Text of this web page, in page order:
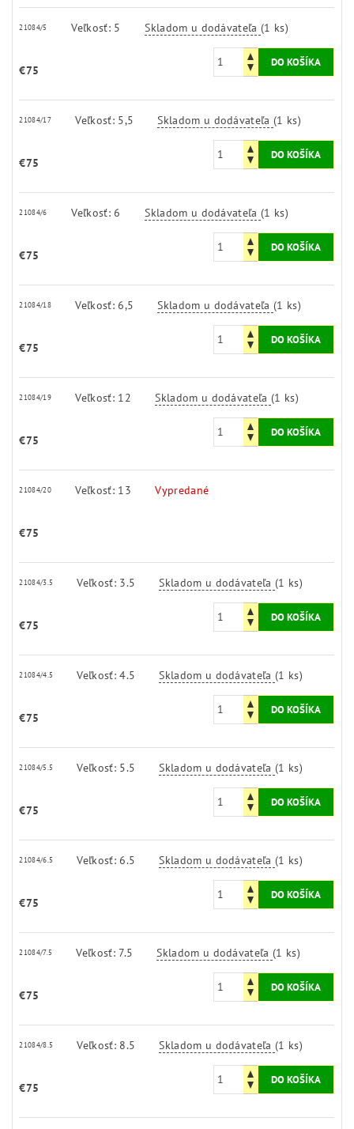
21084/5 Veľkosť: 5 Skladom u dodávateľa(1 ks)
€75
21084/17 Veľkosť: 5,5 Skladom u dodávateľa(1 ks)
€75
21084/6 Veľkosť: 6 Skladom u dodávateľa(1 ks)
€75
21084/18 Veľkosť: 6,5 Skladom u dodávateľa(1 ks)
€75
21084/19 Veľkosť: 12 Skladom u dodávateľa(1 ks)
€75
21084/20 Veľkosť: 13 Vypredané
€75
21084/3.5 Veľkosť: 3.5 Skladom u dodávateľa(1 ks)
€75
21084/4.5 Veľkosť: 4.5 Skladom u dodávateľa(1 ks)
€75
21084/5.5 Veľkosť: 5.5 Skladom u dodávateľa(1 ks)
€75
21084/6.5 Veľkosť: 6.5 Skladom u dodávateľa(1 ks)
€75
21084/7.5 Veľkosť: 7.5 Skladom u dodávateľa(1 ks)
€75
21084/8.5 Veľkosť: 8.5 Skladom u dodávateľa(1 ks)
€75